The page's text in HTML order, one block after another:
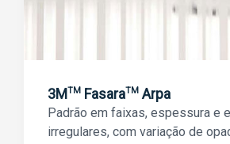
3MTM FasaraTM Arpa
Padrão em faixas, espessura e
irregulares, com variação de